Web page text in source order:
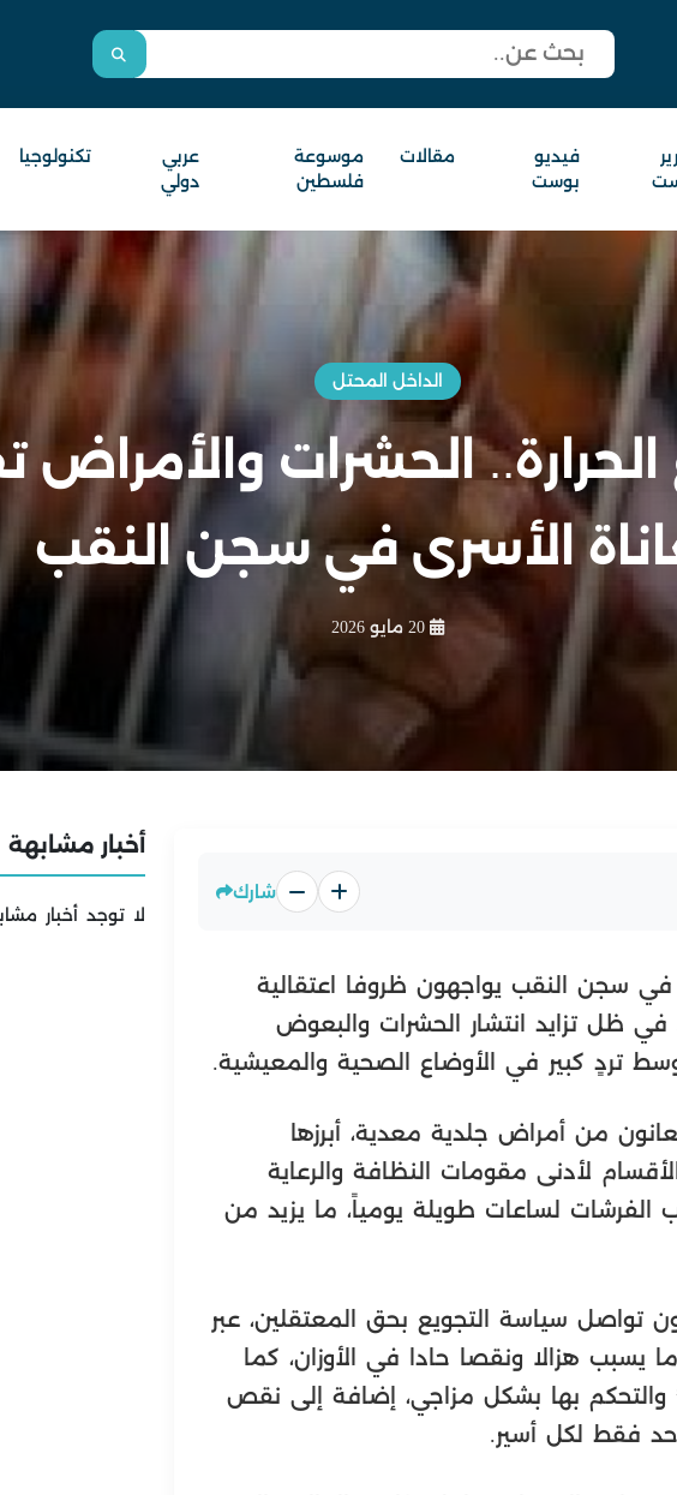
فيديو
بوست
مقالات
موسوعة
فلسطين
عربي
دولي
تكنولوجيا
الداخل المحتل
الحرارة.. الحشرات والأمراض
الأسرى في سجن النقب
شارك
في سجن النقب يواجهون ظروفا اعتقالية
في ظل تزايد انتشار الحشرات والبعوض
تردٍ كبير في الأوضاع الصحية والمعيشية.
من أمراض جلدية معدية، أبرزها
لأدنى مقومات النظافة والرعاية
الفرشات لساعات طويلة يومياً، ما يزيد من
تواصل سياسة التجويع بحق المعتقلين، عبر
يسبب هزالا ونقصا حادا في الأوزان، كما
بها بشكل مزاجي، إضافة إلى نقص
فقط لكل أسير.
أخبار مشابهة
لا توجد أخبار